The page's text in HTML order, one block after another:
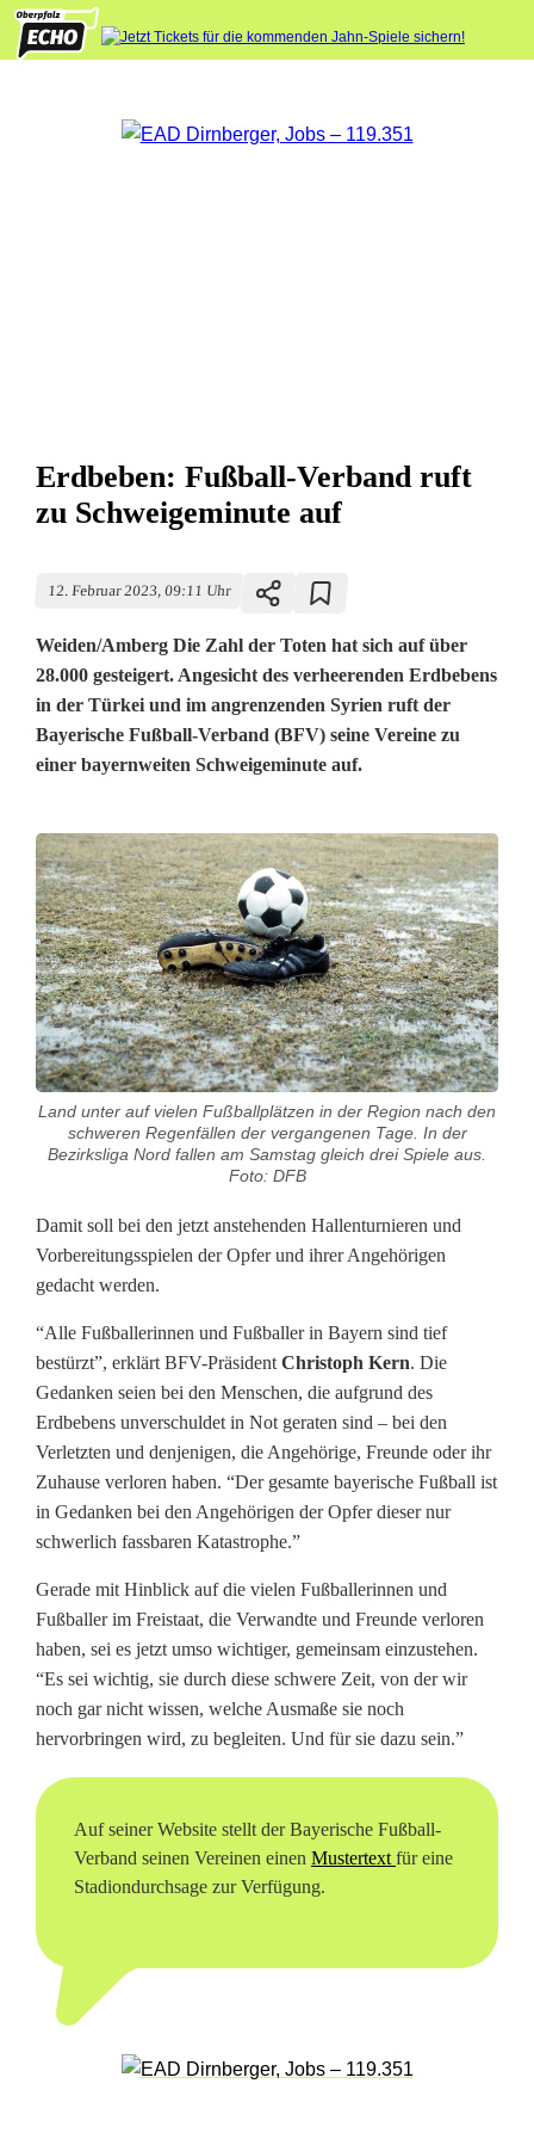
Erdbeben: Fußball-Verband ruft
zu Schweigeminute auf
12. Februar 2023, 09:11 Uhr
Weiden/Amberg Die Zahl der Toten hat sich auf über
28.000 gesteigert. Angesicht des verheerenden Erdbebens
in der Türkei und im angrenzenden Syrien ruft der
Bayerische Fußball-Verband (BFV) seine Vereine zu
einer bayernweiten Schweigeminute auf.
E
r
d
b
e
b
e
:
F
ß
b
a
l
l
-
V
e
r
a
r
Land unter auf vielen Fußballplätzen in der Region nach den
schweren Regenfällen der vergangenen Tage. In der
Bezirksliga Nord fallen am Samstag gleich drei Spiele aus.
Foto: DFB
Damit soll bei den jetzt anstehenden Hallenturnieren und
Vorbereitungsspielen der Opfer und ihrer Angehörigen
gedacht werden.
“Alle Fußballerinnen und Fußballer in Bayern sind tief
bestürzt”, erklärt BFV-Präsident Christoph Kern. Die
Gedanken seien bei den Menschen, die aufgrund des
Erdbebens unverschuldet in Not geraten sind – bei den
Verletzten und denjenigen, die Angehörige, Freunde oder ihr
Zuhause verloren haben. “Der gesamte bayerische Fußball ist
in Gedanken bei den Angehörigen der Opfer dieser nur
schwerlich fassbaren Katastrophe.”
Gerade mit Hinblick auf die vielen Fußballerinnen und
Fußballer im Freistaat, die Verwandte und Freunde verloren
haben, sei es jetzt umso wichtiger, gemeinsam einzustehen.
“Es sei wichtig, sie durch diese schwere Zeit, von der wir
noch gar nicht wissen, welche Ausmaße sie noch
hervorbringen wird, zu begleiten. Und für sie dazu sein.”
Auf seiner Website stellt der Bayerische Fußball-
Verband seinen Vereinen einen Mustertext für eine
Stadiondurchsage zur Verfügung.